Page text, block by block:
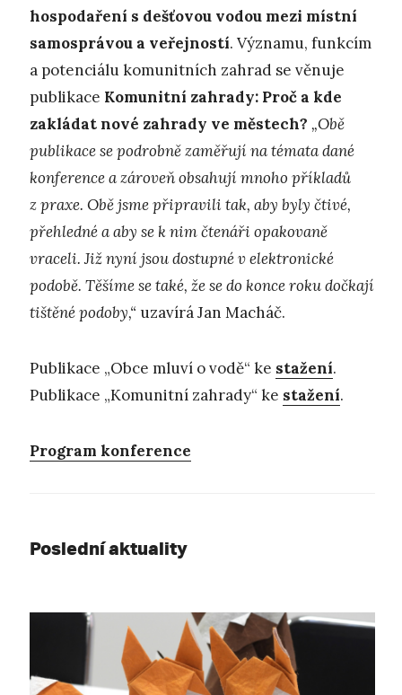
hospodaření s dešťovou vodou mezi místní
samosprávou a veřejností. Významu, funkcím
a potenciálu komunitních zahrad se věnuje
publikace Komunitní zahrady: Proč a kde
zakládat nové zahrady ve městech? „Obě
publikace se podrobně zaměřují na témata dané
konference a zároveň obsahují mnoho příkladů
z praxe. Obě jsme připravili tak, aby byly čtivé,
přehledné a aby se k nim čtenáři opakovaně
vraceli. Již nyní jsou dostupné v elektronické
podobě. Těšíme se také, že se do konce roku dočkají
tištěné podoby,“ uzavírá Jan Macháč.
Publikace „Obce mluví o vodě“ ke stažení.
Publikace „Komunitní zahrady“ ke stažení.
Program konference
Poslední aktuality